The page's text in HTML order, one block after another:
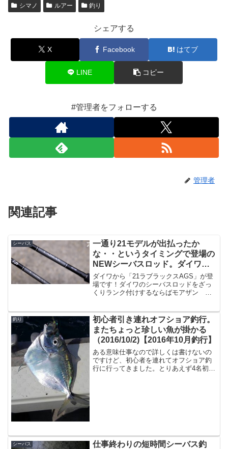
シマノ ルアー 釣り
シェアする
X Facebook はてブ
LINE コピー
#管理者をフォローする
管理者
関連記事
シーバス
一通り21モデルが出払ったか
な・・というタイミングで登場の
NEWシーバスロッド。ダイワ
「21 LABRAX AGS（21ラブラ
ックスAGS）」
ダイワから「21ラブラックスAGS」が登
場です！ダイワのシーバスロッドをざっ
くりランク付けするならばモアザン
れ以外と、いう風になるわけですが、当
然ながら左に行けば行く...
釣り
初心者引き連れオフショア釣行。
またちょっと珍しい魚が掛かる
（2016/10/2)【2016年10月釣行】
ある意味仕事なので詳しくは書けないの
ですけど、初心者を連れてオフショア釣
行に行ってきました。とりあえず4名初心
シーバス
仕事終わりの短時間シーバス釣